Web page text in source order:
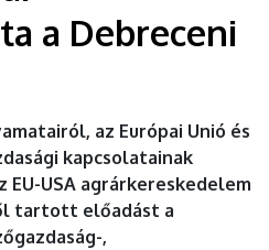
a Debreceni
az Európai Unió és
kapcsolatainak
USA agrárkereskedelem
tartott előadást a
,